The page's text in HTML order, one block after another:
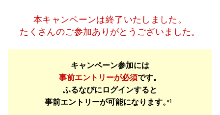
本キャンペーンは終了いたしました。
たくさんのご参加ありがとうございました。
キャンペーン参加には
事前エントリーが必須です。
ふるなびにログインすると
事前エントリーが可能になります。
※1